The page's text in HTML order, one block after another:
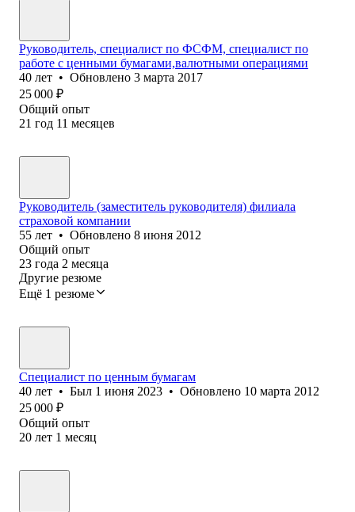
Руководитель, специалист по ФСФМ, специалист по
работе с ценными бумагами,валютными операциями
40 лет • Обновлено 3 марта 2017
25 000 ₽
Общий опыт
21 год 11 месяцев
Руководитель (заместитель руководителя) филиала
страховой компании
55 лет • Обновлено 8 июня 2012
Общий опыт
23 года 2 месяца
Другие резюме
Ещё 1 резюме
Специалист по ценным бумагам
40 лет • Был 1 июня 2023 • Обновлено 10 марта 2012
25 000 ₽
Общий опыт
20 лет 1 месяц